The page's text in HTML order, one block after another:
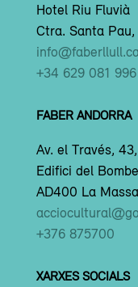
Hotel Riu Fluvià
Ctra. Santa
+34 629 081 996
FABER ANDORRA
Av. el Través, 43,
Edifici del
AD400 La
+376 875700
XARXES SOCIALS